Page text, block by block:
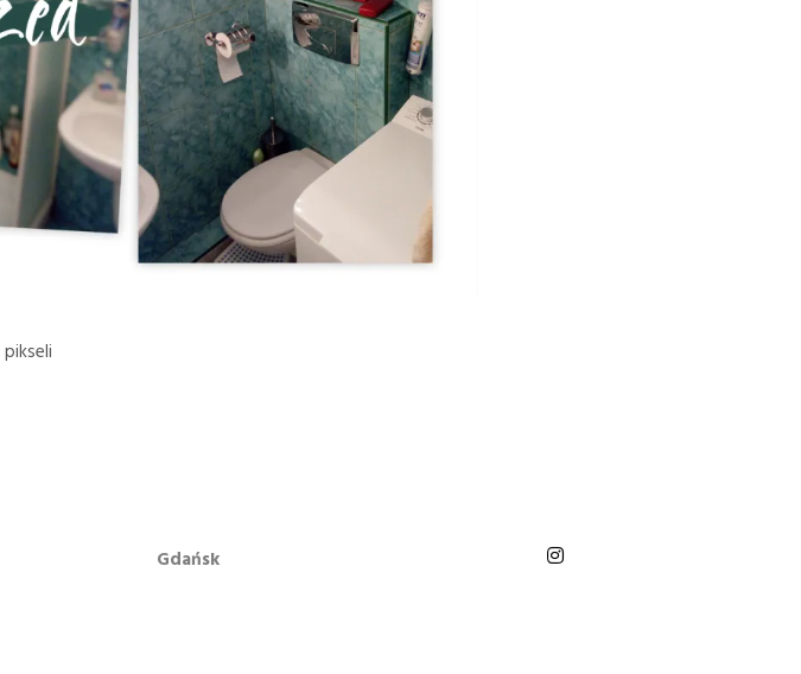
pikseli
Gdańsk